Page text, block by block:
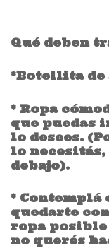
Qué deben
*Botellita de
* Ropa
que puedas
lo desees.
lo
debajo).
* Contemplá
quedarte
ropa posible
no querés